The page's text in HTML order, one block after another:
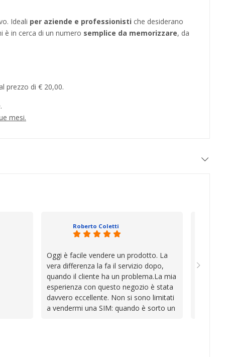
Ideali per aziende e professionisti che desiderano
è in cerca di un numero semplice da memorizzare, da
prezzo di € 20,00.
mesi.
Roberto Coletti
Oggi è facile vendere un prodotto. La
vera differenza la fa il servizio dopo,
quando il cliente ha un problema.La mia
esperienza con questo negozio è stata
davvero eccellente. Non si sono limitati
a vendermi una SIM: quando è sorto un
sono